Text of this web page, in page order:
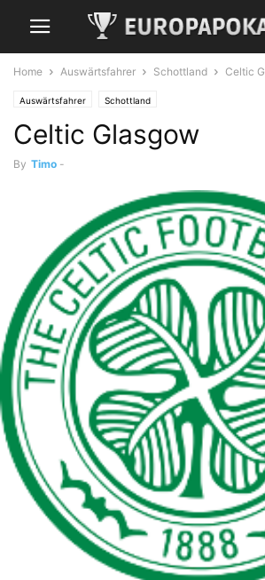
Home Auswärtsfahrer Schottland Celtic
Auswärtsfahrer Schottland
Celtic Glasgow
By Timo -